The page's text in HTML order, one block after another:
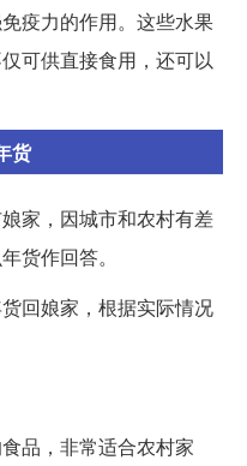
疫力的作用。这些水果
可供直接食用，还可以
货
家，因城市和农村有差
货作回答。
回娘家，根据实际情况
品，非常适合农村家